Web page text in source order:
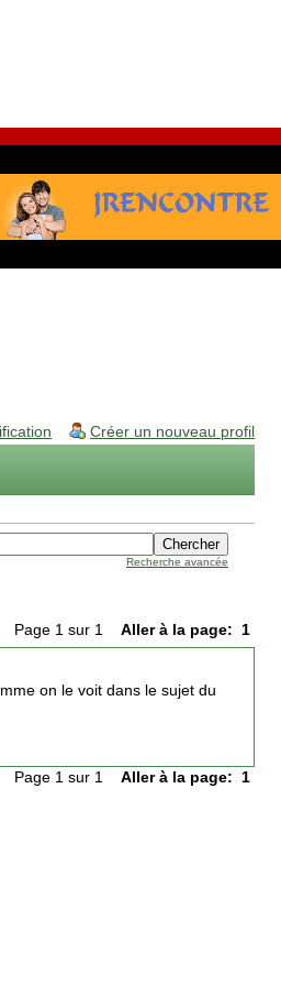
Créer un nouveau profil
Recherche avancée
Page 1 sur 1 Aller à la page: 1
on le voit dans le sujet du
Page 1 sur 1 Aller à la page: 1